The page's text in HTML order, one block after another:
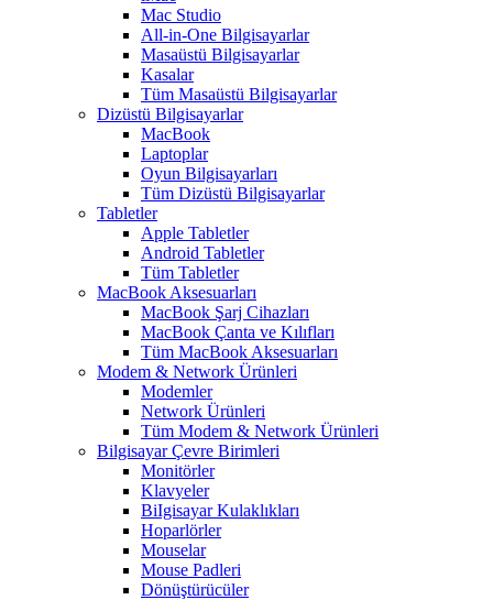
Mac Studio
All-in-One Bilgisayarlar
Masaüstü Bilgisayarlar
Kasalar
Tüm Masaüstü Bilgisayarlar
Dizüstü Bilgisayarlar
MacBook
Laptoplar
Oyun Bilgisayarları
Tüm Dizüstü Bilgisayarlar
Tabletler
Apple Tabletler
Android Tabletler
Tüm Tabletler
MacBook Aksesuarları
MacBook Şarj Cihazları
MacBook Çanta ve Kılıfları
Tüm MacBook Aksesuarları
Modem & Network Ürünleri
Modemler
Network Ürünleri
Tüm Modem & Network Ürünleri
Bilgisayar Çevre Birimleri
Monitörler
Klavyeler
BiIgisayar Kulaklıkları
Hoparlörler
Mouselar
Mouse Padleri
Dönüştürücüler